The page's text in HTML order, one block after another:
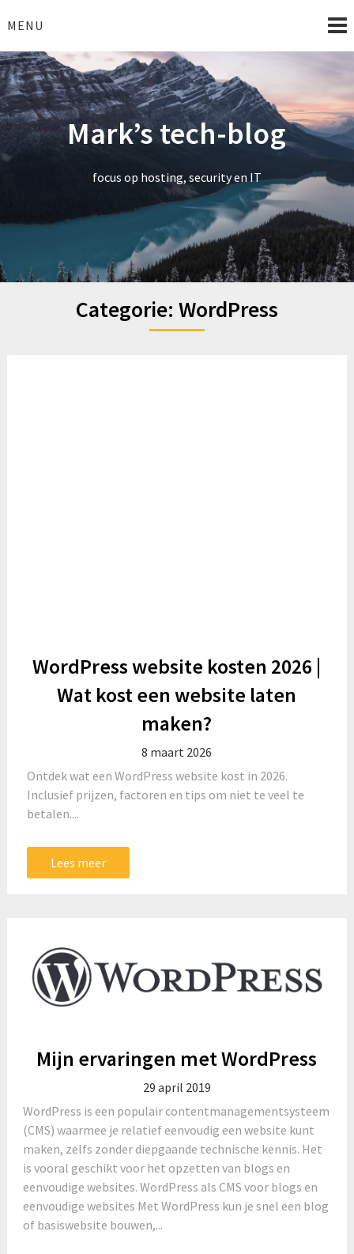
toMENU
Mark’s tech-blog
focus op hosting, security en IT
Categorie: WordPress
WordPress website kosten 2026 |
Wat kost een website laten
maken?
8 maart 2026
Ontdek wat een WordPress website kost in 2026.
Inclusief prijzen, factoren en tips om niet te veel te
betalen....
Lees meer
Mijn ervaringen met WordPress
29 april 2019
WordPress is een populair contentmanagementsysteem
(CMS) waarmee je relatief eenvoudig een website kunt
maken, zelfs zonder diepgaande technische kennis. Het
is vooral geschikt voor het opzetten van blogs en
eenvoudige websites. WordPress als CMS voor blogs en
eenvoudige websites Met WordPress kun je snel een blog
of basiswebsite bouwen,...